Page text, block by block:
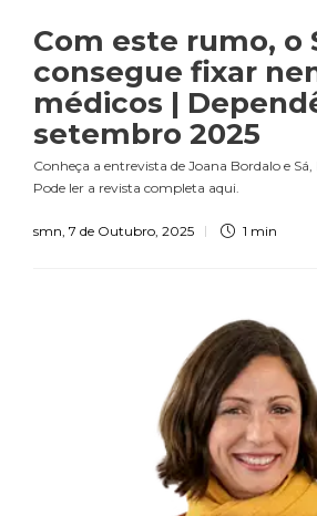
Com este rumo, o
consegue fixar
médicos |
setembro 2025
Conheça a entrevista de Joana Bordalo e
Pode ler a revista completa aqui.
smn, 7 de Outubro, 2025 1 min